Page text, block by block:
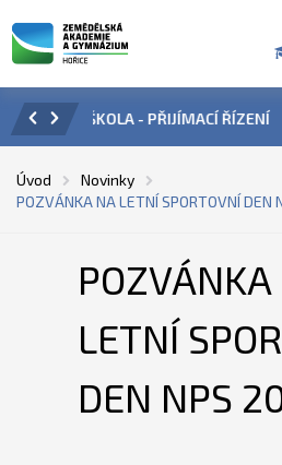
ÚŘEDNÍ HODINY V
Úvod
Novinky
POZVÁNKA NA LETNÍ SPORTOVNÍ DEN
LETNÍ
DEN NPS